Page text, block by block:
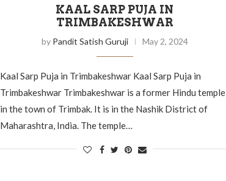
KAAL SARP PUJA IN
TRIMBAKESHWAR
by Pandit Satish Guruji May 2, 2024
Kaal Sarp Puja in Trimbakeshwar Kaal Sarp Puja in
Trimbakeshwar Trimbakeshwar is a former Hindu temple
in the town of Trimbak. It is in the Nashik District of
Maharashtra, India. The temple…